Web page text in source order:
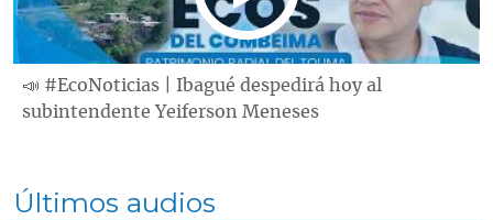
📣 #EcoNoticias | Ibagué despedirá hoy al
subintendente Yeiferson Meneses
Últimos audios